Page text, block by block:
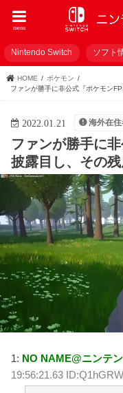
menu
Nintendo Switch ソフト
HOME
ポケモン
ファンが勝手に非公式『ポケモン
2022.01.21 海外在
ファンが勝手に
披露目し、その
1: NO NAME@ニンテ
19:56:21.63